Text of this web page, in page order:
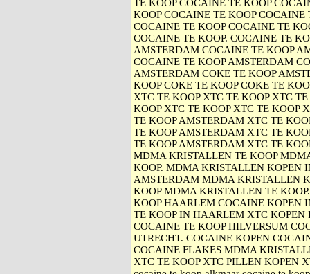
TE KOOP COCAINE TE KOOP
KOOP COCAINE TE KOOP
COCAINE TE KOOP COCAINE TE
COCAINE TE KOOP. COCAINE TE
AMSTERDAM COCAINE TE KOOP
COCAINE TE KOOP AMSTERDAM
AMSTERDAM COKE TE KOOP
KOOP COKE TE KOOP COKE TE
XTC TE KOOP XTC TE KOOP XTC
KOOP XTC TE KOOP XTC TE KOOP
TE KOOP AMSTERDAM XTC TE
TE KOOP AMSTERDAM XTC TE
TE KOOP AMSTERDAM XTC TE
MDMA KRISTALLEN TE KOOP
KOOP. MDMA KRISTALLEN KOPEN
AMSTERDAM MDMA KRISTALLEN
KOOP MDMA KRISTALLEN TE
KOOP HAARLEM COCAINE KOPEN
TE KOOP IN HAARLEM XTC
COCAINE TE KOOP HILVERSUM
UTRECHT. COCAINE KOPEN
COCAINE FLAKES MDMA
XTC TE KOOP XTC PILLEN KOPEN